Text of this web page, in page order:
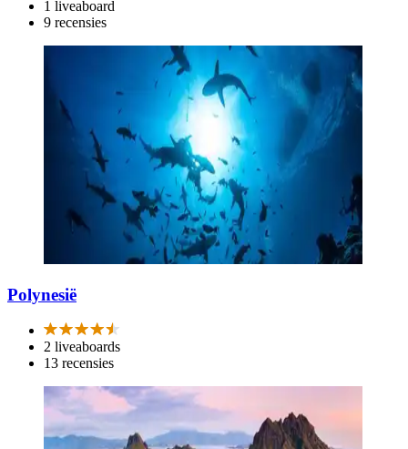
1 liveaboard
9 recensies
Polynesië
2 liveaboards
13 recensies